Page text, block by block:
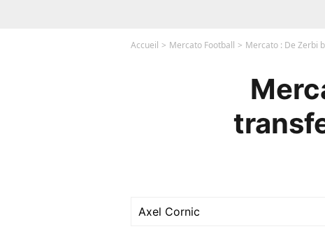
Accueil Mercato Football Mercato : De Zerbi
Axel Cornic